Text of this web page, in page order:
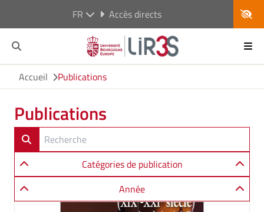
FR Accès directs
Accueil Publications
Publications
Catégories de publication
Année